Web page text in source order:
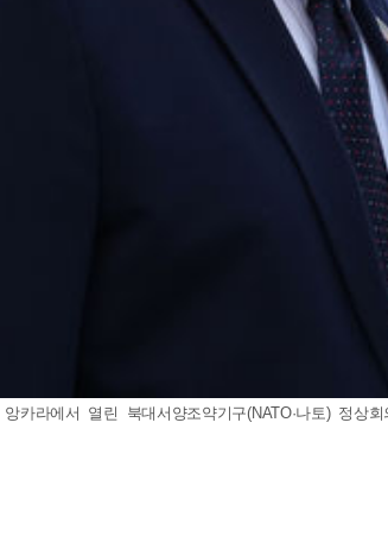
라에서 열린 북대서양조약기구(NATO·나토) 정상